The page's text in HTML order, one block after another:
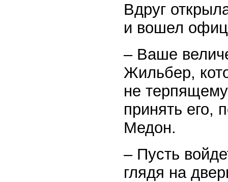
Вдруг
и вошел
– Ваше
Жильбер,
не терпящему
принять его,
Медон.
– Пусть
глядя на